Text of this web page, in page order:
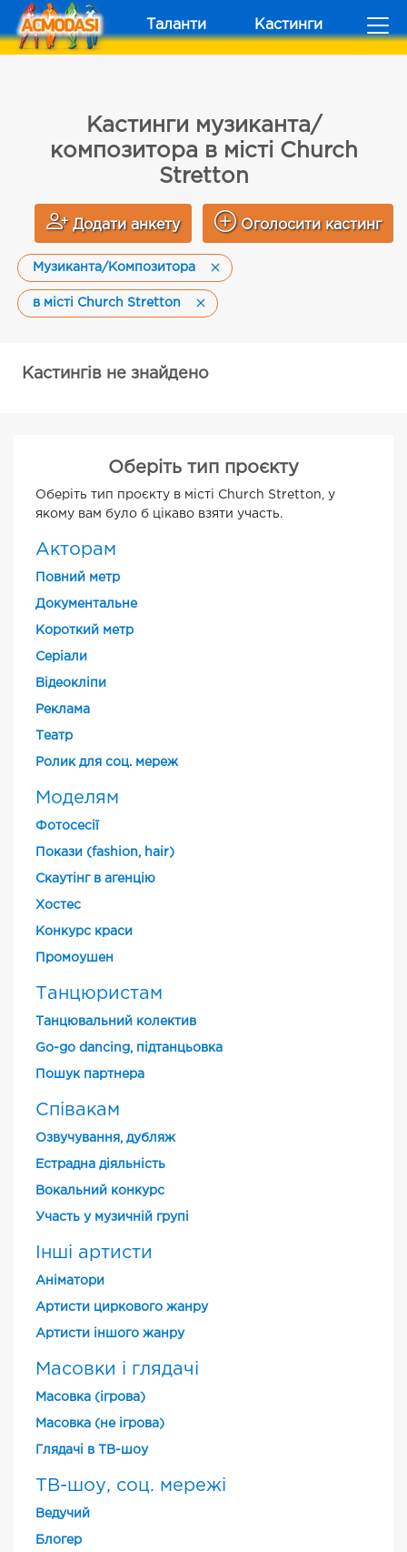
Таланти Кастинги
Кастинги музиканта/
композитора в місті Church
Stretton
Додати анкету Оголосити кастинг
Музиканта/Композитора
в місті Church Stretton
Кастингів не знайдено
Оберіть тип проєкту
Оберіть тип проєкту в місті Church Stretton, у
якому вам було б цікаво взяти участь.
Акторам
Повний метр
Документальне
Короткий метр
Cеріали
Відеокліпи
Реклама
Театр
Ролик для соц. мереж
Моделям
Фотосесії
Покази (fashion, hair)
Скаутінг в агенцію
Хостес
Конкурс краси
Промоушен
Танцюристам
Танцювальний колектив
Go-go dancing, підтанцьовка
Пошук партнера
Співакам
Озвучування, дубляж
Естрадна діяльність
Вокальний конкурс
Участь у музичній групі
Інші артисти
Аніматори
Артисти циркового жанру
Артисти іншого жанру
Масовки і глядачі
Масовка (ігрова)
Масовка (не ігрова)
Глядачі в ТВ-шоу
ТВ-шоу, соц. мережі
Ведучий
Блогер